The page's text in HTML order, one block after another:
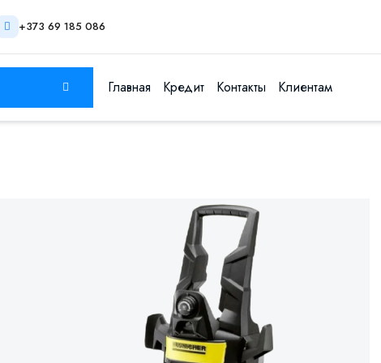
+373 69 185 086
Главная Кредит Контакты Клиентам